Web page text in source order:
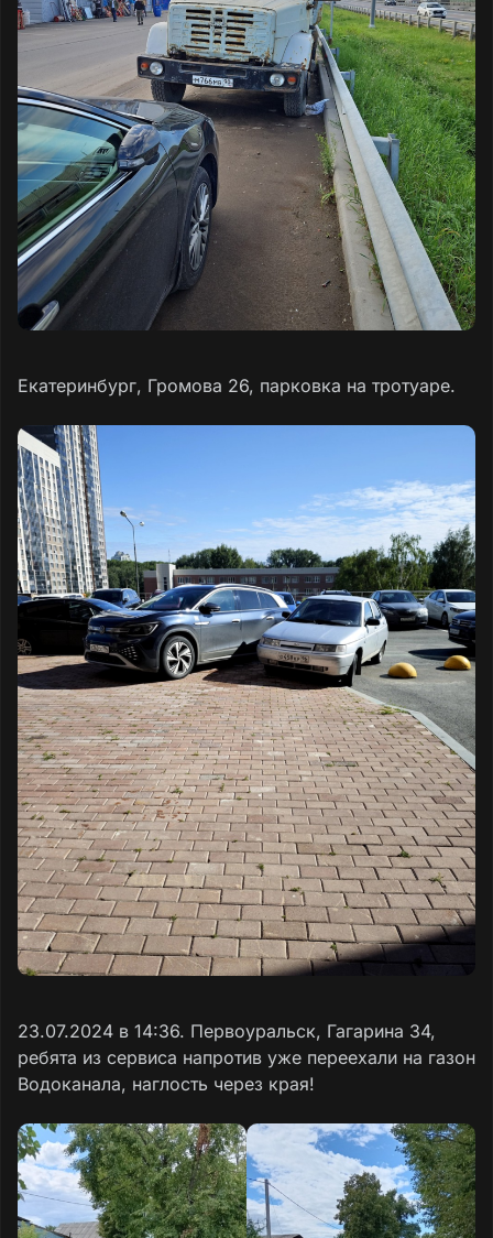
Екатеринбург, Громова 26, парковка на тротуаре.
23.07.2024 в 14:36. Первоуральск, Гагарина 34,
ребята из сервиса напротив уже переехали на газон
Водоканала, наглость через края!